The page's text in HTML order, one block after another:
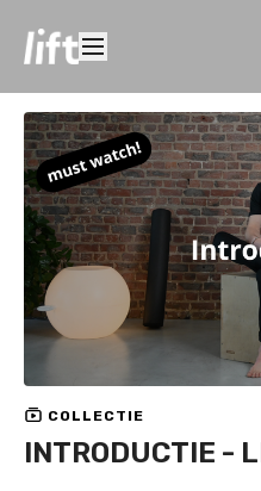
COLLECTIE
INTRODUCTIE -